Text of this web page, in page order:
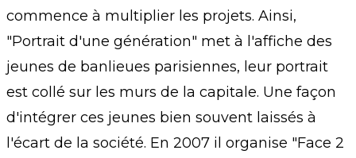
commence à multiplier les projets. Ainsi,
"Portrait d'une génération" met à l'affiche des
jeunes de banlieues parisiennes, leur portrait
est collé sur les murs de la capitale. Une façon
d'intégrer ces jeunes bien souvent laissés à
l'écart de la société. En 2007 il organise "Face 2